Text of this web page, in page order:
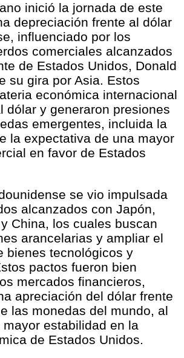
inició la jornada de este
depreciación frente al dólar
influenciado por los
comerciales alcanzados
de Estados Unidos, Donald
su gira por Asia. Estos
económica internacional
dólar y generaron presiones
emergentes, incluida la
la expectativa de una mayor
en favor de Estados
se vio impulsada
alcanzados con Japón,
China, los cuales buscan
arancelarias y ampliar el
bienes tecnológicos y
pactos fueron bien
mercados financieros,
apreciación del dólar frente
las monedas del mundo, al
estabilidad en la
de Estados Unidos.